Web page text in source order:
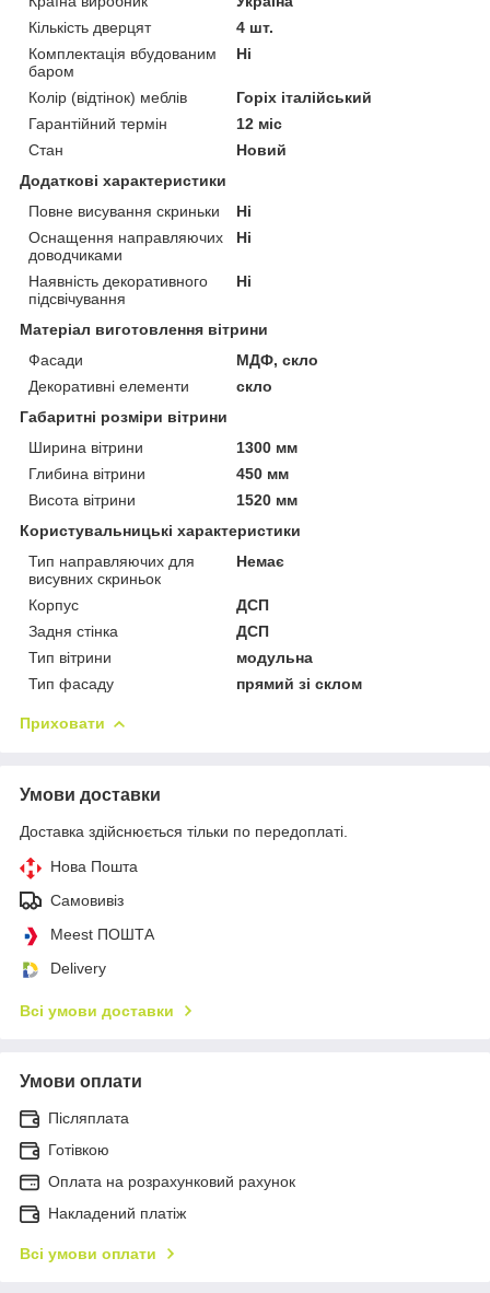
Кількість дверцят
4 шт.
Комплектація вбудованим
баром
Ні
Колір (відтінок) меблів
Горіх італійський
Гарантійний термін
12 міс
Стан
Новий
Додаткові характеристики
Повне висування скриньки
Ні
Оснащення направляючих
доводчиками
Ні
Наявність декоративного
підсвічування
Ні
Матеріал виготовлення вітрини
Фасади
МДФ, скло
Декоративні елементи
скло
Габаритні розміри вітрини
Ширина вітрини
1300 мм
Глибина вітрини
450 мм
Висота вітрини
1520 мм
Користувальницькі характеристики
Тип направляючих для
висувних скриньок
Немає
Корпус
ДСП
Задня стінка
ДСП
Тип вітрини
модульна
Тип фасаду
прямий зі склом
Приховати
Умови доставки
Доставка здійснюється тільки по передоплаті.
Нова Пошта
Самовивіз
Meest ПОШТА
Delivery
Всі умови доставки
Умови оплати
Післяплата
Готівкою
Оплата на розрахунковий рахунок
Накладений платіж
Всі умови оплати